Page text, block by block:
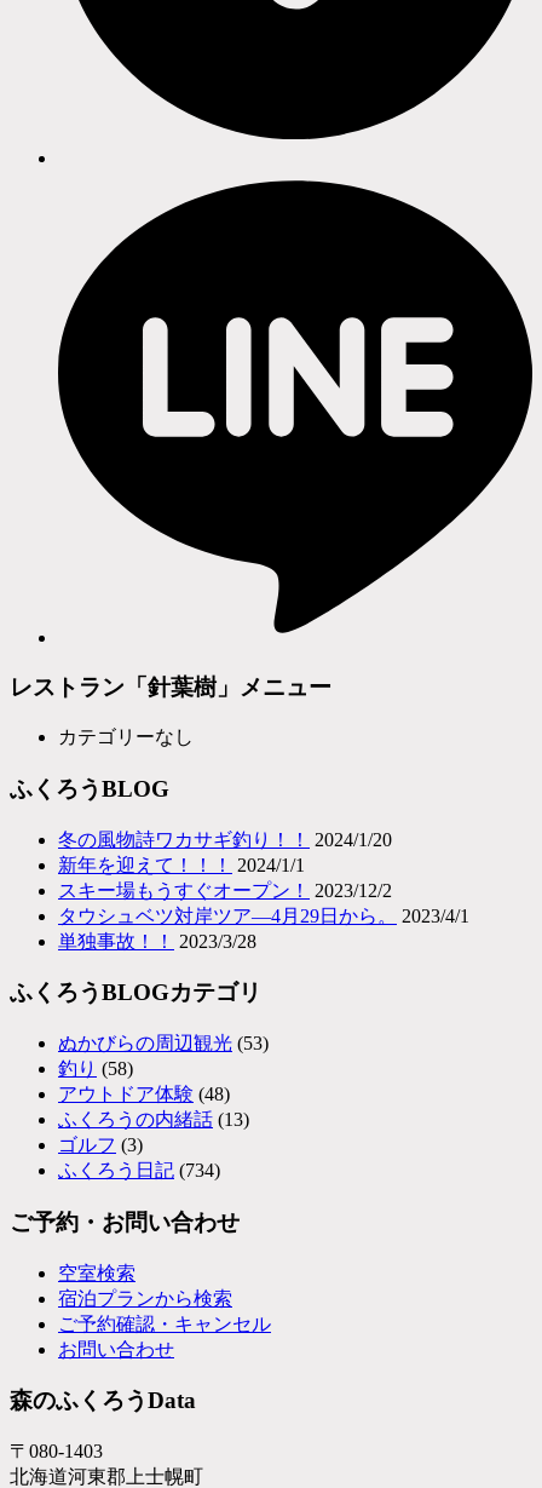
レストラン「針葉樹」メニュー
カテゴリーなし
ふくろうBLOG
冬の風物詩ワカサギ釣り！！
2024/1/20
新年を迎えて！！！
2024/1/1
スキー場もうすぐオープン！
2023/12/2
タウシュベツ対岸ツア―4月29日から。
2023/4/1
単独事故！！
2023/3/28
ふくろうBLOGカテゴリ
ぬかびらの周辺観光 (53)
釣り (58)
アウトドア体験 (48)
ふくろうの内緒話 (13)
ゴルフ (3)
ふくろう日記 (734)
ご予約・お問い合わせ
空室検索
宿泊プランから検索
ご予約確認・キャンセル
お問い合わせ
森のふくろうData
〒080-1403
北海道河東郡上士幌町